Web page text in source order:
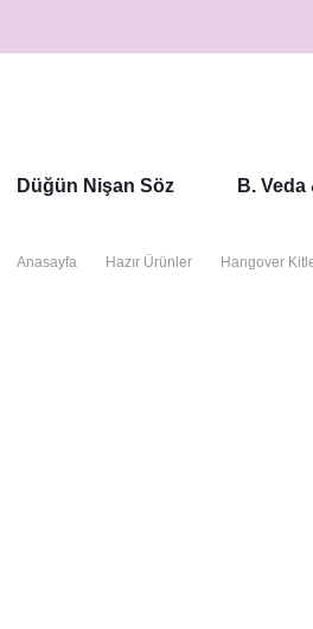
Düğün Nişan Söz B. Veda
Anasayfa Hazır Ürünler Hangover